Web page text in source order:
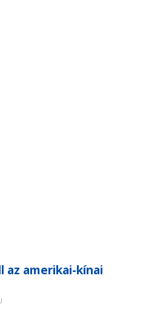
az amerikai-kínai